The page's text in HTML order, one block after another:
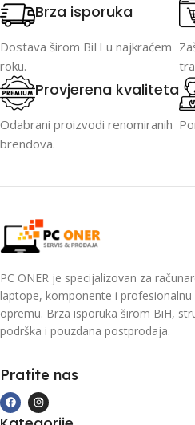
Brza isporuka
Dostava širom BiH u najkraćem
roku.
Provjerena kvaliteta
Odabrani proizvodi renomiranih
brendova.
PC ONER je specijalizovan za
laptope, komponente i profesionalnu
opremu. Brza isporuka širom BiH,
podrška i pouzdana postprodaja.
Pratite nas